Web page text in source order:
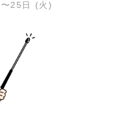
〜25日 (火)